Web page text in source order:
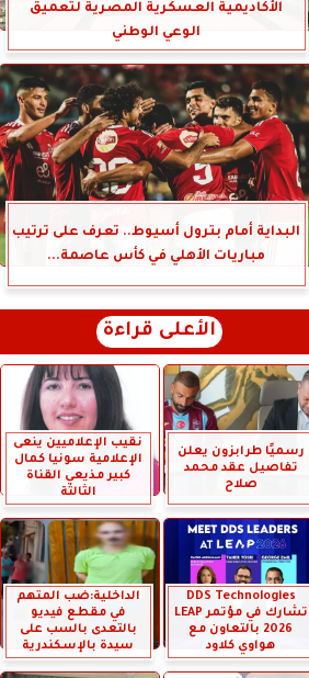
الأكاديمية العسكرية المصرية لتعميق
الوعي الوطني
البداية أمام بترول أسيوط.. تعرف على ترتيب
مباريات الأهلي في كأس عاصمة...
الأعلى قراءة
رسميًا طرابزون يعلن
تفاصيل عقد محمد
صلاح
نقيب الإعلاميين ينعى
الإعلامية سونيا كمال
كبير مذيعي القناة
الثالثة
DDS Technologies
تشارك في مؤتمر LEAP
2026 بالتعاون مع
هواوي كلاود
الداخلية:ضب المتهم
في مقطع فيديو
بالتعدى بالسب على
سيدة بالإسكندرية